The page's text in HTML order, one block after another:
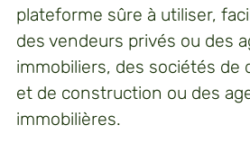
plateforme sûre à utiliser,
des vendeurs privés ou des
immobiliers, des sociétés de
et de construction ou des
immobilières.